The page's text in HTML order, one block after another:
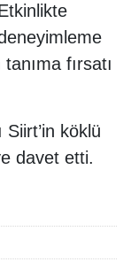
fırsatı
köklü
davet etti.